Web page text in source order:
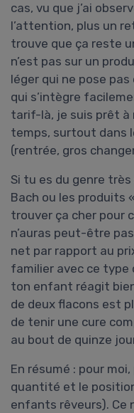
cas, vu que j’ai
l’attention, plus un
trouve que ça reste
n’est pas sur un
léger qui ne pose
qui s’intègre
tarif-là, je suis prêt à
temps, surtout dans
(rentrée, gros
Si tu es du genre
Bach ou les produits
trouver ça cher pour
n’auras peut-être
net par rapport au
familier avec ce type
ton enfant réagit
de deux flacons est
de tenir une cure
au bout de quinze
En résumé : pour moi,
quantité et le
enfants rêveurs). Ce